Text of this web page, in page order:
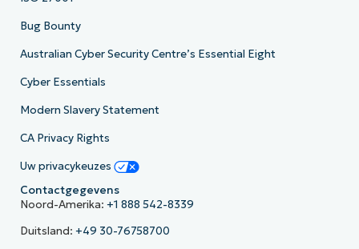
Bug Bounty
Australian Cyber Security Centre’s Essential Eight
Cyber Essentials
Modern Slavery Statement
CA Privacy Rights
Uw privacykeuzes
Contactgegevens
Noord-Amerika: +1 888 542-8339
Duitsland: +49 30-76758700